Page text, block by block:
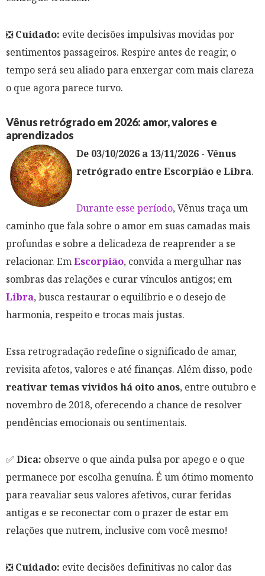
❎Cuidado: evite decisões impulsivas movidas por
sentimentos passageiros. Respire antes de reagir, o
tempo será seu aliado para enxergar com mais clareza
o que agora parece turvo.
Vênus retrógrado em 2026: amor, valores e
aprendizados
De 03/10/2026 a 13/11/2026 - Vênus
retrógrado entre Escorpião e Libra.
Durante esse período, Vênus traça um
caminho que fala sobre o amor em suas camadas mais
profundas e sobre a delicadeza de reaprender a se
relacionar. EmEscorpião, convida a mergulhar nas
sombras das relações e curar vínculos antigos; em
Libra, busca restaurar o equilíbrio e o desejo de
harmonia, respeito e trocas mais justas.
Essa retrogradação redefine o significado de amar,
revisita afetos, valores e até finanças. Além disso, pode
reativar temas vividos há oito anos, entre outubro e
novembro de 2018, oferecendo a chance de resolver
pendências emocionais ou sentimentais.
✅ Dica: observe o que ainda pulsa por apego e o que
permanece por escolha genuína. É um ótimo momento
para reavaliar seus valores afetivos, curar feridas
antigas e se reconectar com o prazer de estar em
relações que nutrem, inclusive com você mesmo!
❎Cuidado: evite decisões definitivas no calor das